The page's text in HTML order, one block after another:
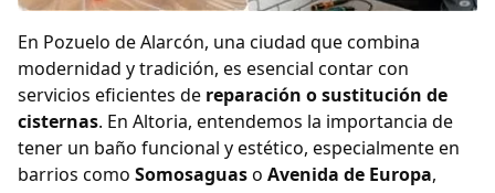
En Pozuelo de Alarcón, una ciudad que combina
modernidad y tradición, es esencial contar con
servicios eficientes de reparación o sustitución de
cisternas. En Altoria, entendemos la importancia de
tener un baño funcional y estético, especialmente en
barrios como Somosaguaso Avenida de Europa,